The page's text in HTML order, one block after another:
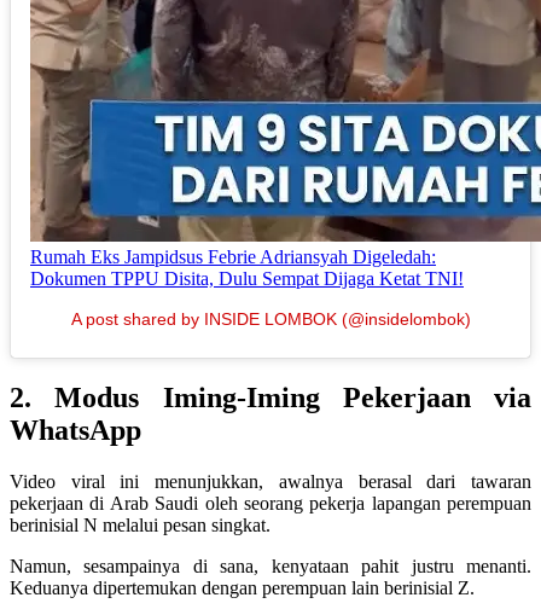
Rumah Eks Jampidsus Febrie Adriansyah Digeledah:
Dokumen TPPU Disita, Dulu Sempat Dijaga Ketat TNI!
A post shared by INSIDE LOMBOK (@insidelombok)
2. Modus Iming-Iming Pekerjaan via
WhatsApp
Video viral ini menunjukkan, awalnya berasal dari tawaran
pekerjaan di Arab Saudi oleh seorang pekerja lapangan perempuan
berinisial N melalui pesan singkat.
Namun, sesampainya di sana, kenyataan pahit justru menanti.
Keduanya dipertemukan dengan perempuan lain berinisial Z.